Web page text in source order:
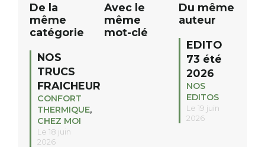
De la
même
catégorie
NOS
TRUCS
FRAICHEUR
CONFORT
THERMIQUE,
CHEZ MOI
Le 18 juin
2026
Avec le
même
mot-clé
Du même
auteur
EDITO
73 été
2026
NOS
EDITOS
Le 19 juin
2026